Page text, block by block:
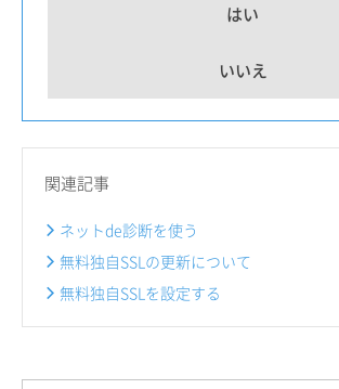
はい
いいえ
関連記事
ネットde診断を使う
無料独自SSLの更新について
無料独自SSLを設定する